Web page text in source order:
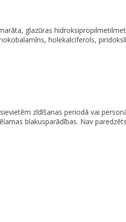
glazūras
holekalciferols,
zīdīšanas periodā vai
blakusparādības. Nav